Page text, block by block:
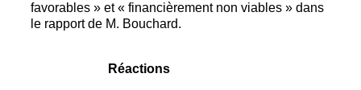
favorables » et « financièrement non viables » dans
le rapport de M. Bouchard.
Réactions